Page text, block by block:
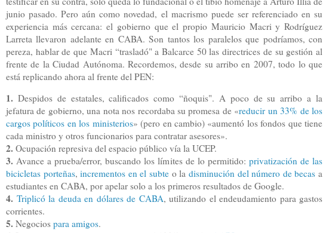
junio pasado. Pero aún como novedad, el macrismo puede ser referenciado en su
experiencia más cercana: el gobierno que el propio Mauricio Macri y Rodríguez
Larreta llevaron adelante en CABA. Son tantos los paralelos que podríamos, con
pereza, hablar de que Macri “trasladó" a Balcarce 50 las directrices de su gestión al
frente de la Ciudad Autónoma. Recordemos, desde su arribo en 2007, todo lo que
está replicando ahora al frente del PEN:
1. Despidos de estatales, calificados como “ñoquis". A poco de su arribo a la
jefatura de gobierno, una nota nos recordaba su promesa de «reducir un 33% de los
cargos políticos en los ministerios» (pero en cambio) «aumentó los fondos que tiene
cada ministro y otros funcionarios para contratar asesores».
2. Ocupación represiva del espacio público vía la UCEP.
3. Avance a prueba/error, buscando los límites de lo permitido: privatización de las
bicicletas porteñas,incrementos en el subte o la disminución del número de becas a
estudiantes en CABA, por apelar solo a los primeros resultados de Google.
4. Triplicó la deuda en dólares de CABA, utilizando el endeudamiento para gastos
corrientes.
5. Negocios para amigos.